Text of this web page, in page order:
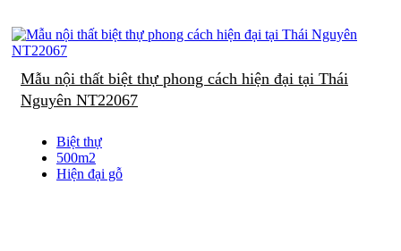
Mẫu nội thất biệt thự phong cách hiện đại tại Thái
Nguyên NT22067
Biệt thự
500m2
Hiện đại gỗ